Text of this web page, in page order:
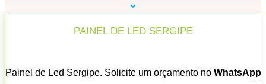
PAINEL DE LED SERGIPE
Painel de Led Sergipe. Solicite um orçamento no WhatsApp